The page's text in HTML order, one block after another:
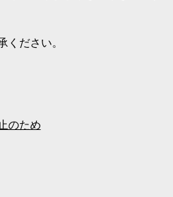
ください。
のため